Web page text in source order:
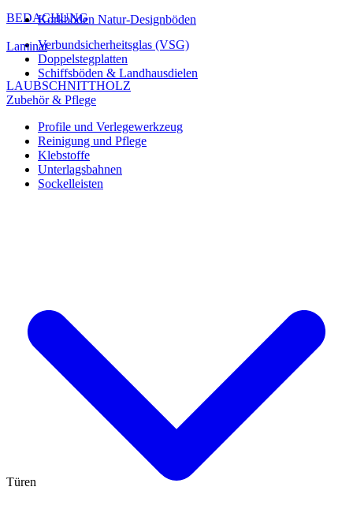
BEDACHUNG
Verbundsicherheitsglas (VSG)
Doppelstegplatten
LAUBSCHNITTHOLZ
Korkböden Natur-Designböden
Laminat
Schiffsböden & Landhausdielen
Zubehör & Pflege
Profile und Verlegewerkzeug
Reinigung und Pflege
Klebstoffe
Unterlagsbahnen
Sockelleisten
Türen